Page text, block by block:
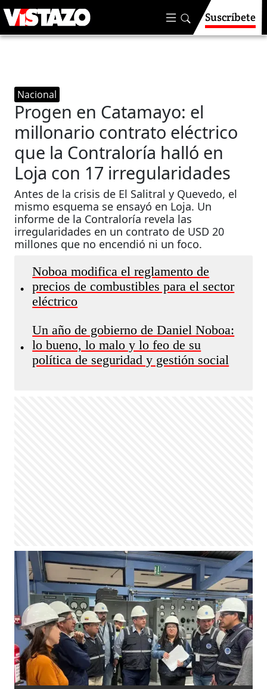
Suscríbete
Nacional
Progen en Catamayo: el
millonario contrato eléctrico
que la Contraloría halló en
Loja con 17 irregularidades
Antes de la crisis de El Salitral y Quevedo, el
mismo esquema se ensayó en Loja. Un
informe de la Contraloría revela las
irregularidades en un contrato de USD 20
millones que no encendió ni un foco.
•
Noboa modifica el reglamento de
precios de combustibles para el sector
eléctrico
•
Un año de gobierno de Daniel Noboa:
lo bueno, lo malo y lo feo de su
política de seguridad y gestión social